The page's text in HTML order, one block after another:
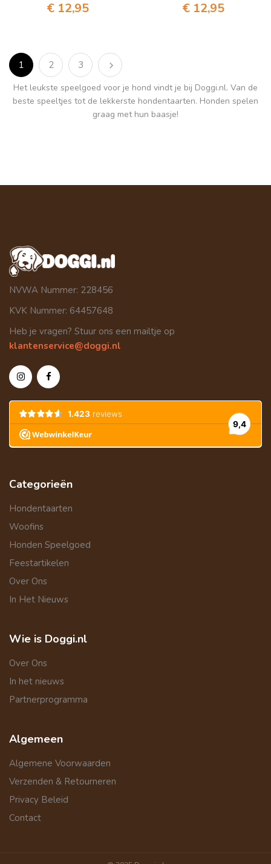
€ 12,95 € 12,95
1 2 3
Het leukste speelgoed voor je hond vindt je bij Doggi.nl. Van de
beste speeltjes tot de lekkerste hondentaarten. Honden spelen
graag met hun baasje!
NVWA Nummer: 228456
KVK Nummer: 64457648
Heb je vragen? Stuur ons een mailtje op
klantenservice@doggi.nl
Categorieën
Hondentaarten
Woofins
Honden Speelgoed
Feestartikelen
Over Ons
In Het Nieuws
Wie is Doggi.nl
Over Ons
In het nieuws
Partnerprogramma
Algemeen
Algemene Voorwaarden
Verzenden & Retourneren
Privacy Beleid
Contact